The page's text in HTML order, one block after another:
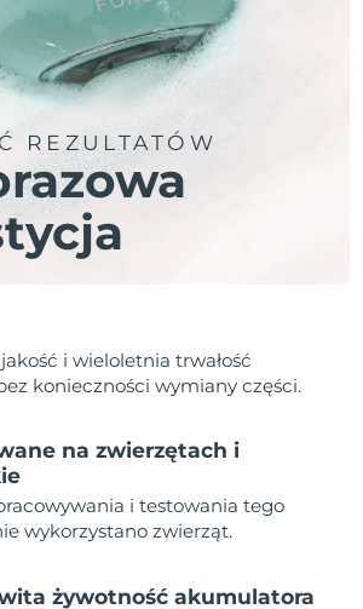
REZULTATÓW
i wieloletnia trwałość
konieczności wymiany części.
na zwierzętach i
i testowania tego
wykorzystano zwierząt.
żywotność akumulatora